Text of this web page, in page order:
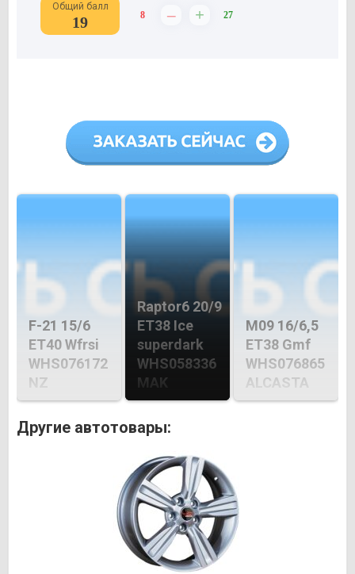
Общий балл
19 8 – + 27
F-21 15/6
ET40 Wfrsi
WHS076172
NZ
Raptor6 20/9
ET38 Ice
superdark
WHS058336
MAK
M09 16/6,5
ET38 Gmf
WHS076865
ALCASTA
Другие автотовары: